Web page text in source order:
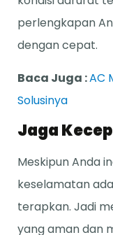
perlengkapan
dengan cepat.
Baca Juga :AC
Solusinya
Jaga
Meskipun Anda
keselamatan
terapkan. Jadi
yang aman dan